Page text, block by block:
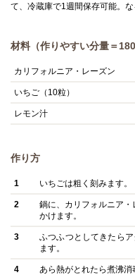
て、冷蔵庫で1週間保存可能。
材料（作りやすい分量＝
カリフォルニア・レーズン
いちご（10粒）
レモン汁
作り方
1 いちごは粗く刻みます。
2
鍋に、カリフォルニア
かけます。
3
ふつふつとしてきたら
ます。
4 あら熱がとれたら煮沸消